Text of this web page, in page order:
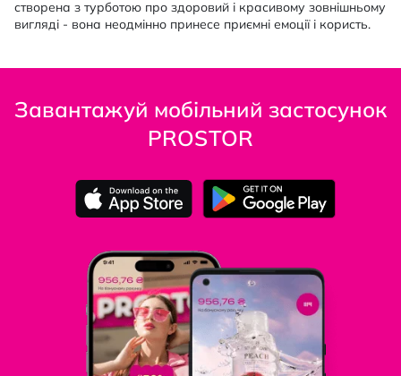
створена з турботою про здоровий і красивому зовнішньому
вигляді - вона неодмінно принесе приємні емоції і користь.
Завантажуй мобільний застосунок
PROSTOR